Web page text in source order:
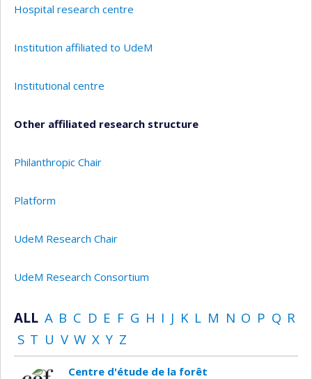
Hospital research centre
Institution affiliated to UdeM
Institutional centre
Other affiliated research structure
Philanthropic Chair
Platform
UdeM Research Chair
UdeM Research Consortium
ALL A B C D E F G H I J K L M N O P Q R
S T U V W X Y Z
Centre d'étude de la forêt